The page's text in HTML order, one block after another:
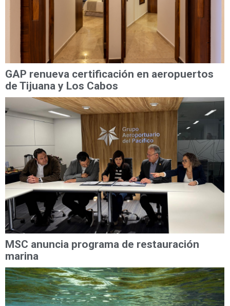
GAP renueva certificación en aeropuertos
de Tijuana y Los Cabos
MSC anuncia programa de restauración
marina